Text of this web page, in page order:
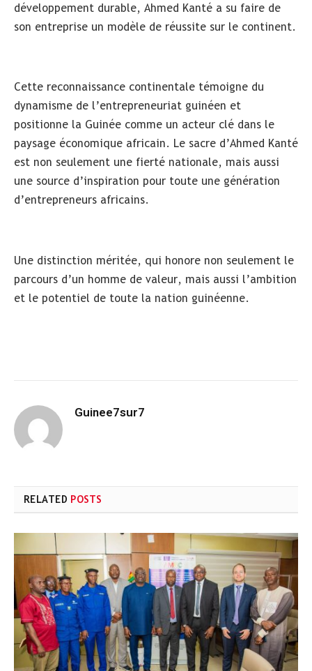
développement durable, Ahmed Kanté a su faire de
son entreprise un modèle de réussite sur le continent.
Cette reconnaissance continentale témoigne du
dynamisme de l’entrepreneuriat guinéen et
positionne la Guinée comme un acteur clé dans le
paysage économique africain. Le sacre d’Ahmed Kanté
est non seulement une fierté nationale, mais aussi
une source d’inspiration pour toute une génération
d’entrepreneurs africains.
Une distinction méritée, qui honore non seulement le
parcours d’un homme de valeur, mais aussi l’ambition
et le potentiel de toute la nation guinéenne.
Guinee7sur7
RELATED POSTS